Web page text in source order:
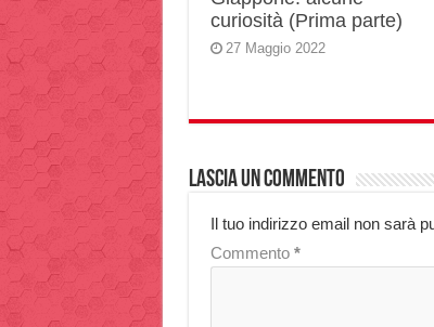
curiosità (Prima parte)
27 Maggio 2022
Lascia un commento
Il tuo indirizzo email non sarà
Commento *